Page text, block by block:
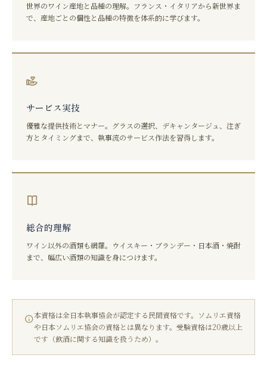
世界のワイン産地と品種の理解。フランス・イタリアから新世界ま
で、産地ごとの個性と品種の特徴を体系的に学びます。
サービス実技
優雅な提供技術とマナー。グラスの選択、デキャンタージュ、注ぎ
方とタイミングまで、執事流のサービス作法を習得します。
総合的理解
ワイン以外の酒類も網羅。ウイスキー・ブランデー・日本酒・焼酎
まで、幅広い酒類の知識を身につけます。
本資格は全日本執事協会が認定する民間資格です。ソムリエ資格
や日本ソムリエ協会の資格とは異なります。受験資格は20歳以上
です（飲酒に関する知識を扱うため）。